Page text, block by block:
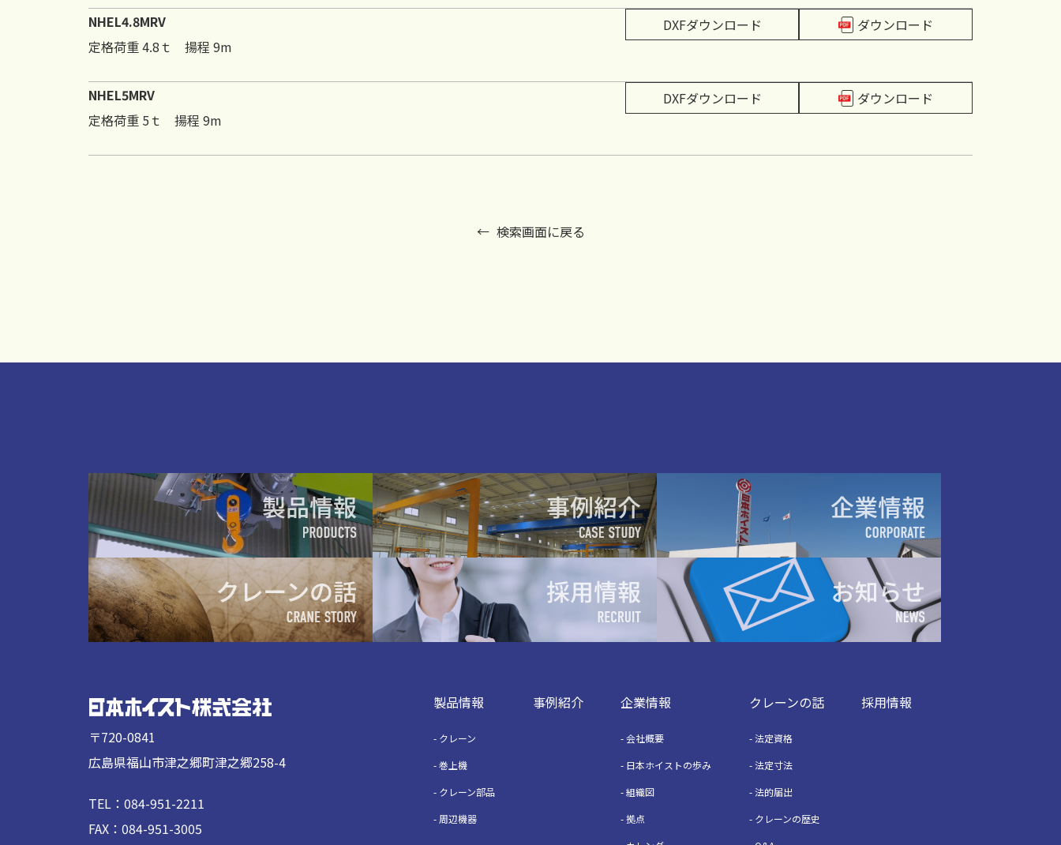
NHEL4.8MRV
定格荷重 4.8ｔ 揚程 9m
DXFダウンロード ダウンロード
NHEL5MRV
定格荷重 5ｔ 揚程 9m
DXFダウンロード ダウンロード
検索画面に戻る
製品情報
クレーン
巻上機
クレーン部品
周辺機器
事例紹介 企業情報
会社概要
日本ホイストの歩み
組織図
拠点
クレーンの話
法定資格
法定寸法
法的届出
クレーンの歴史
採用情報
〒720-0841
広島県福山市津之郷町津之郷258-4
TEL：084-951-2211
FAX：084-951-3005